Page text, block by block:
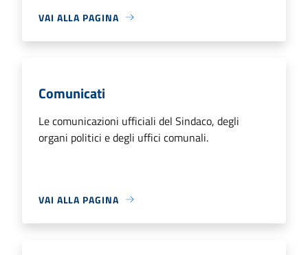
VAI ALLA PAGINA
Comunicati
Le comunicazioni ufficiali del Sindaco, degli
organi politici e degli uffici comunali.
VAI ALLA PAGINA